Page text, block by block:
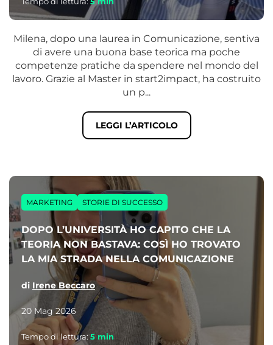
Milena, dopo una laurea in Comunicazione, sentiva
di avere una buona base teorica ma poche
competenze pratiche da spendere nel mondo del
lavoro. Grazie al Master in start2impact, ha costruito
un p...
LEGGI L’ARTICOLO
MARKETING STORIE DI SUCCESSO
DOPO L’UNIVERSITÀ HO CAPITO CHE LA
TEORIA NON BASTAVA: COSÌ HO TROVATO
LA MIA STRADA NELLA COMUNICAZIONE
di Irene Beccaro
20 Mag 2026
Tempo di lettura:5 min